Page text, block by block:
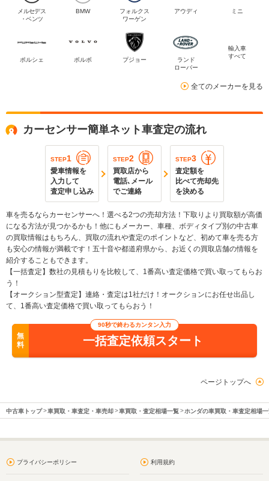
メルセデス
・ベンツ
BMW
フォルクス
ワーゲン
アウディ ミニ
ポルシェ ボルボ プジョー
ランド
ローバー
輸入車
すべて
全てのメーカーを見る
カーセンサー簡単ネット車査定の流れ
STEP1
愛車情報を
入力して
査定申し込み
STEP2
買取店から
電話､メール
でご連絡
STEP3
査定額を
比べて売却先
を決める
車を売るならカーセンサーへ！選べる2つの売却方法！下取りより買取額が高価
になる方法が見つかるかも！他にもメーカー、車種、ボディタイプ別の中古車
の買取情報はもちろん、買取の流れや査定のポイントなど、初めて車を売る方
も安心の情報が満載です！五十音や都道府県から、お近くの買取店舗の情報を
紹介することもできます。
【一括査定】数社の見積もりを比較して、1番高い査定価格で買い取ってもらお
う！
【オークション型査定】連絡・査定は1社だけ！オークションにお任せ出品し
て、1番高い査定価格で買い取ってもらおう！
無
料
90秒で終わるカンタン入力
一括査定依頼スタート
ページトップへ
中古車トップ 車買取・車査定・車売却 車買取・査定相場一覧 ホンダの車買取・車査定相場
プライバシーポリシー 利用規約